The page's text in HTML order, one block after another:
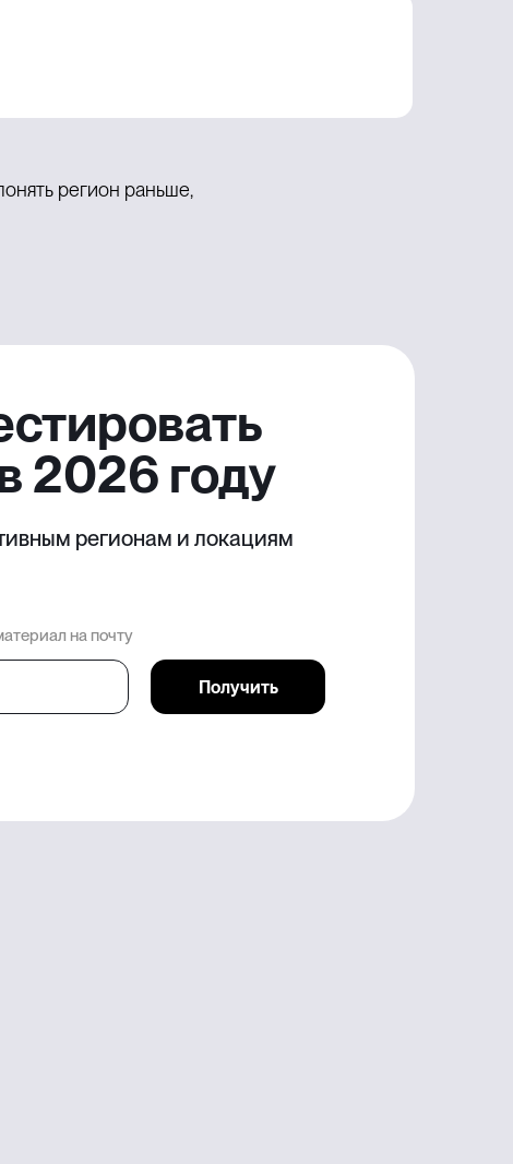
регион раньше,
2026 году
регионам и локациям
на почту
Получить